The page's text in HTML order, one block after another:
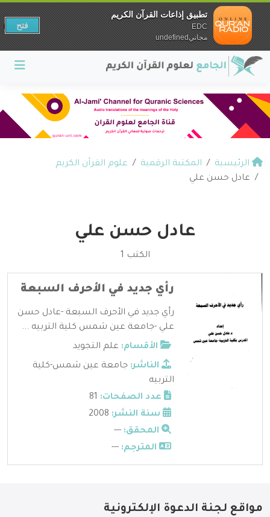
الرئيسية المكتبة الرقمية
علوم القرآن الكريم
عادل حسن علي
عادل حسن علي
الكتب 1
رأي جديد في الأحرف السبعة
رأي جديد في الأحرف السبعة -عادل حسن
علي -جامعة عين شمس كلية التربيه ...
الأقسام: علم التجويد
الناشر: جامعة عين شمس-كلية
التربيه
عدد الصفحات:
سنة النشر:
المحقق: ---
المترجم: ---
مواقع لجنة الدعوة الإلكترونية
تطبيق إذاعات القرآن الكريم
EDC
مجانيundefined
فتح